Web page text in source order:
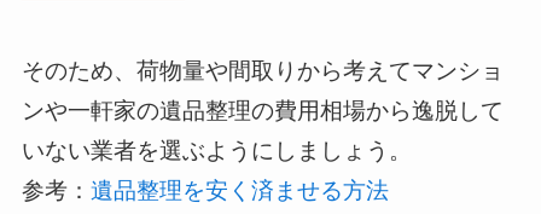
そのため、荷物量や間取りから考えてマンショ
ンや一軒家の遺品整理の費用相場から逸脱して
いない業者を選ぶようにしましょう。
参考： 遺品整理を安く済ませる方法